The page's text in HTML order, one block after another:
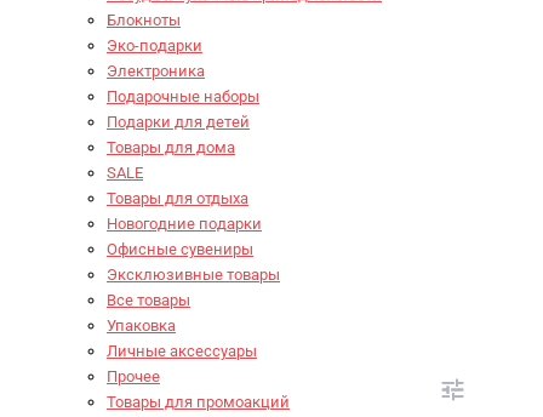
Блокноты
Эко-подарки
Электроника
Подарочные наборы
Подарки для детей
Товары для дома
SALE
Товары для отдыха
Новогодние подарки
Офисные сувениры
Эксклюзивные товары
Все товары
Упаковка
Личные аксессуары
Прочее
Товары для промоакций